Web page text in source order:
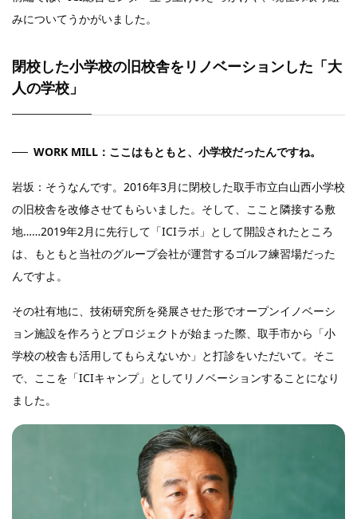
みについてうかがいました。
閉校した小学校の旧校舎をリノベーションした「大
人の学校」
WORK MILL：ここはもともと、小学校だったんですね。
岩坂：そうなんです。2016年3月に閉校した取手市立白山西小学校
の旧校舎を改修させてもらいました。そして、ここと隣接する敷
地……2019年2月に先行して「ICIラボ」として開設されたところ
は、もともと当社のグループ会社が運営するゴルフ練習場だった
んですよ。
その社有地に、技術研究所を発展させた形でオープンイノベーシ
ョン施設を作ろうとプロジェクトが始まった際、取手市から「小
学校の校舎も活用してもらえないか」と打診をいただいて。そこ
で、ここを「ICIキャンプ」としてリノベーションすることになり
ました。